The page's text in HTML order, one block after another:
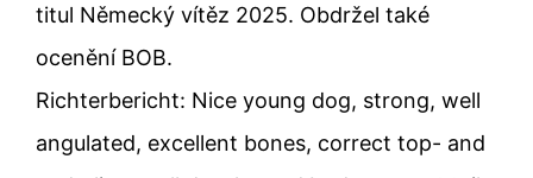
titul Německý vítěz 2025. Obdržel také
ocenění BOB.
Richterbericht: Nice young dog, strong, well
angulated, excellent bones, correct top- and